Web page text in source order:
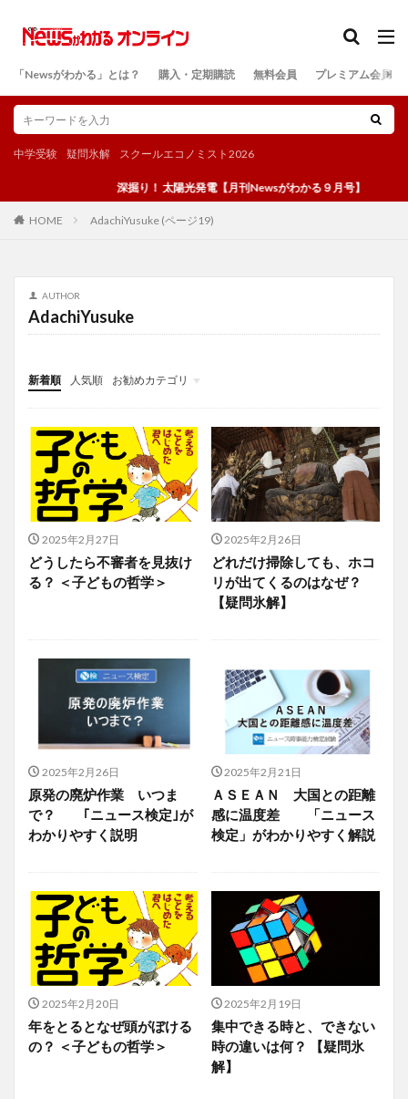
「Newsがわかる」とは？ 購入・定期購読 無料会員 プレミアム会員
中学受験 疑問氷解 スクールエコノミスト2026
深掘り！ 太陽光発電【月刊Newsがわかる９月号】
HOME AdachiYusuke (ページ19)
AUTHOR
AdachiYusuke
新着順 人気順
お勧めカテゴリ
投稿
学び
マンガ
電子書籍
2025年2月27日
どうしたら不審者を見抜け
る？ ＜子どもの哲学＞
2025年2月26日
どれだけ掃除しても、ホコ
リが出てくるのはなぜ？
【疑問氷解】
2025年2月26日
原発の廃炉作業 いつま
で？ ｢ニュース検定｣が
わかりやすく説明
2025年2月21日
ＡＳＥＡＮ 大国との距離
感に温度差 「ニュース
検定」がわかりやすく解説
2025年2月20日
年をとるとなぜ頭がぼける
の？ ＜子どもの哲学＞
2025年2月19日
集中できる時と、できない
時の違いは何？ 【疑問氷
解】
検索